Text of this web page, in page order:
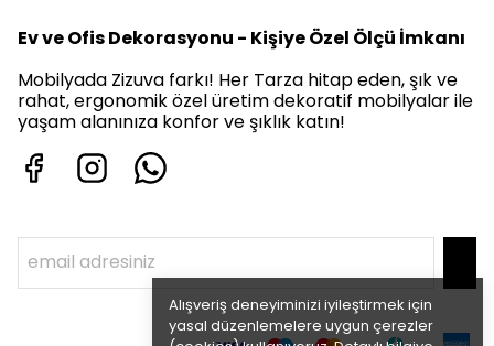
Alışveriş deneyiminizi iyileştirmek için
yasal düzenlemelere uygun çerezler
Ev ve Ofis Dekorasyonu - Kişiye Özel Ölçü İmkanı
Mobilyada Zizuva farkı! Her Tarza hitap eden, şık ve
rahat, ergonomik özel üretim dekoratif mobilyalar ile
yaşam alanınıza konfor ve şıklık katın!